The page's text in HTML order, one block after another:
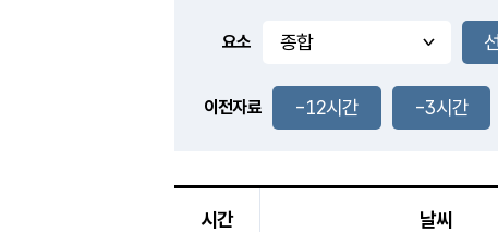
풍도
0.5m/s
-
요소
이전자료 -12시간 -3시간
시간 날씨